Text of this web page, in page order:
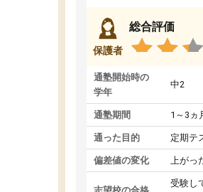
保護者
総合評価
通塾開始時の
学年
中2
通塾期間 1～3ヵ
通った目的 定期テ
偏差値の変化 上がっ
志望校の合格
受験し